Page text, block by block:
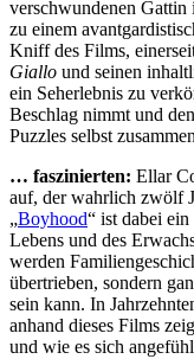
verschwundenen Gattin
zu einem
Kniff des Films,
Giallo und seinen
ein Seherlebnis zu
Beschlag nimmt und
Puzzles selbst
… faszinierten: Ellar
auf, der wahrlich zwölf
„Boyhood“ ist dabei
Lebens und des
werden
übertrieben, sondern
sein kann. In
anhand dieses Films
und wie es sich